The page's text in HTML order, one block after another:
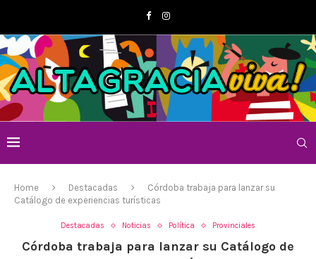
Home Destacadas
Córdoba trabaja para lanzar su
Catálogo de experiencias turísticas
Destacadas Noticias Política Provinciales
Córdoba trabaja para lanzar su Catálogo de